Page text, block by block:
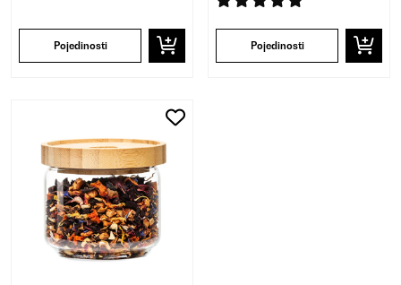
Pojedinosti Pojedinosti